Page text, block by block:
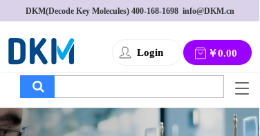
DKM(Decode Key Molecules) 400-168-1698
  info@DKM.cn
Login ￥0.00
T
g